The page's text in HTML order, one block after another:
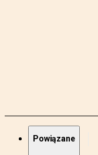
Powiązane